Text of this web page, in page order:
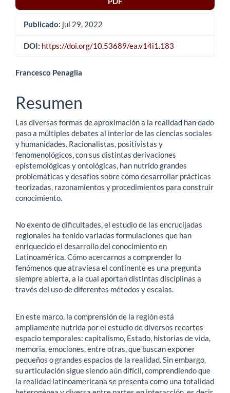
Publicado: jul 29, 2022
DOI: https://doi.org/10.53689/ea.v14i1.183
Contenido
principal
del
artículo
Francesco Penaglia
Resumen
Las diversas formas de aproximación a la realidad han dado
paso a múltiples debates al interior de las ciencias sociales
y humanidades. Racionalistas, positivistas y
fenomenológicos, con sus distintas derivaciones
epistemológicas y ontológicas, han nutrido grandes
problemáticas y desafíos sobre cómo desarrollar prácticas
teorizadas, razonamientos y procedimientos para construir
conocimiento.
No exento de dificultades, el estudio de las encrucijadas
regionales ha tenido variadas formulaciones que han
enriquecido el desarrollo del conocimiento en
Latinoamérica. Cómo acercarnos a comprender lo
fenómenos que atraviesa el continente es una pregunta
siempre abierta, a la cual aportan distintas disciplinas a
través del uso de diferentes métodos y escalas.
En este marco, la comprensión de la región está
ampliamente nutrida por el estudio de diversos recortes
espacio temporales: capitalismo, Estado, historias de vida,
memoria, emociones, entre otras, que buscan exponer
pequeños o grandes espacios de la realidad. Sin embargo,
su articulación sigue siendo aún difícil, comprendiendo que
la realidad latinoamericana se presenta como una totalidad